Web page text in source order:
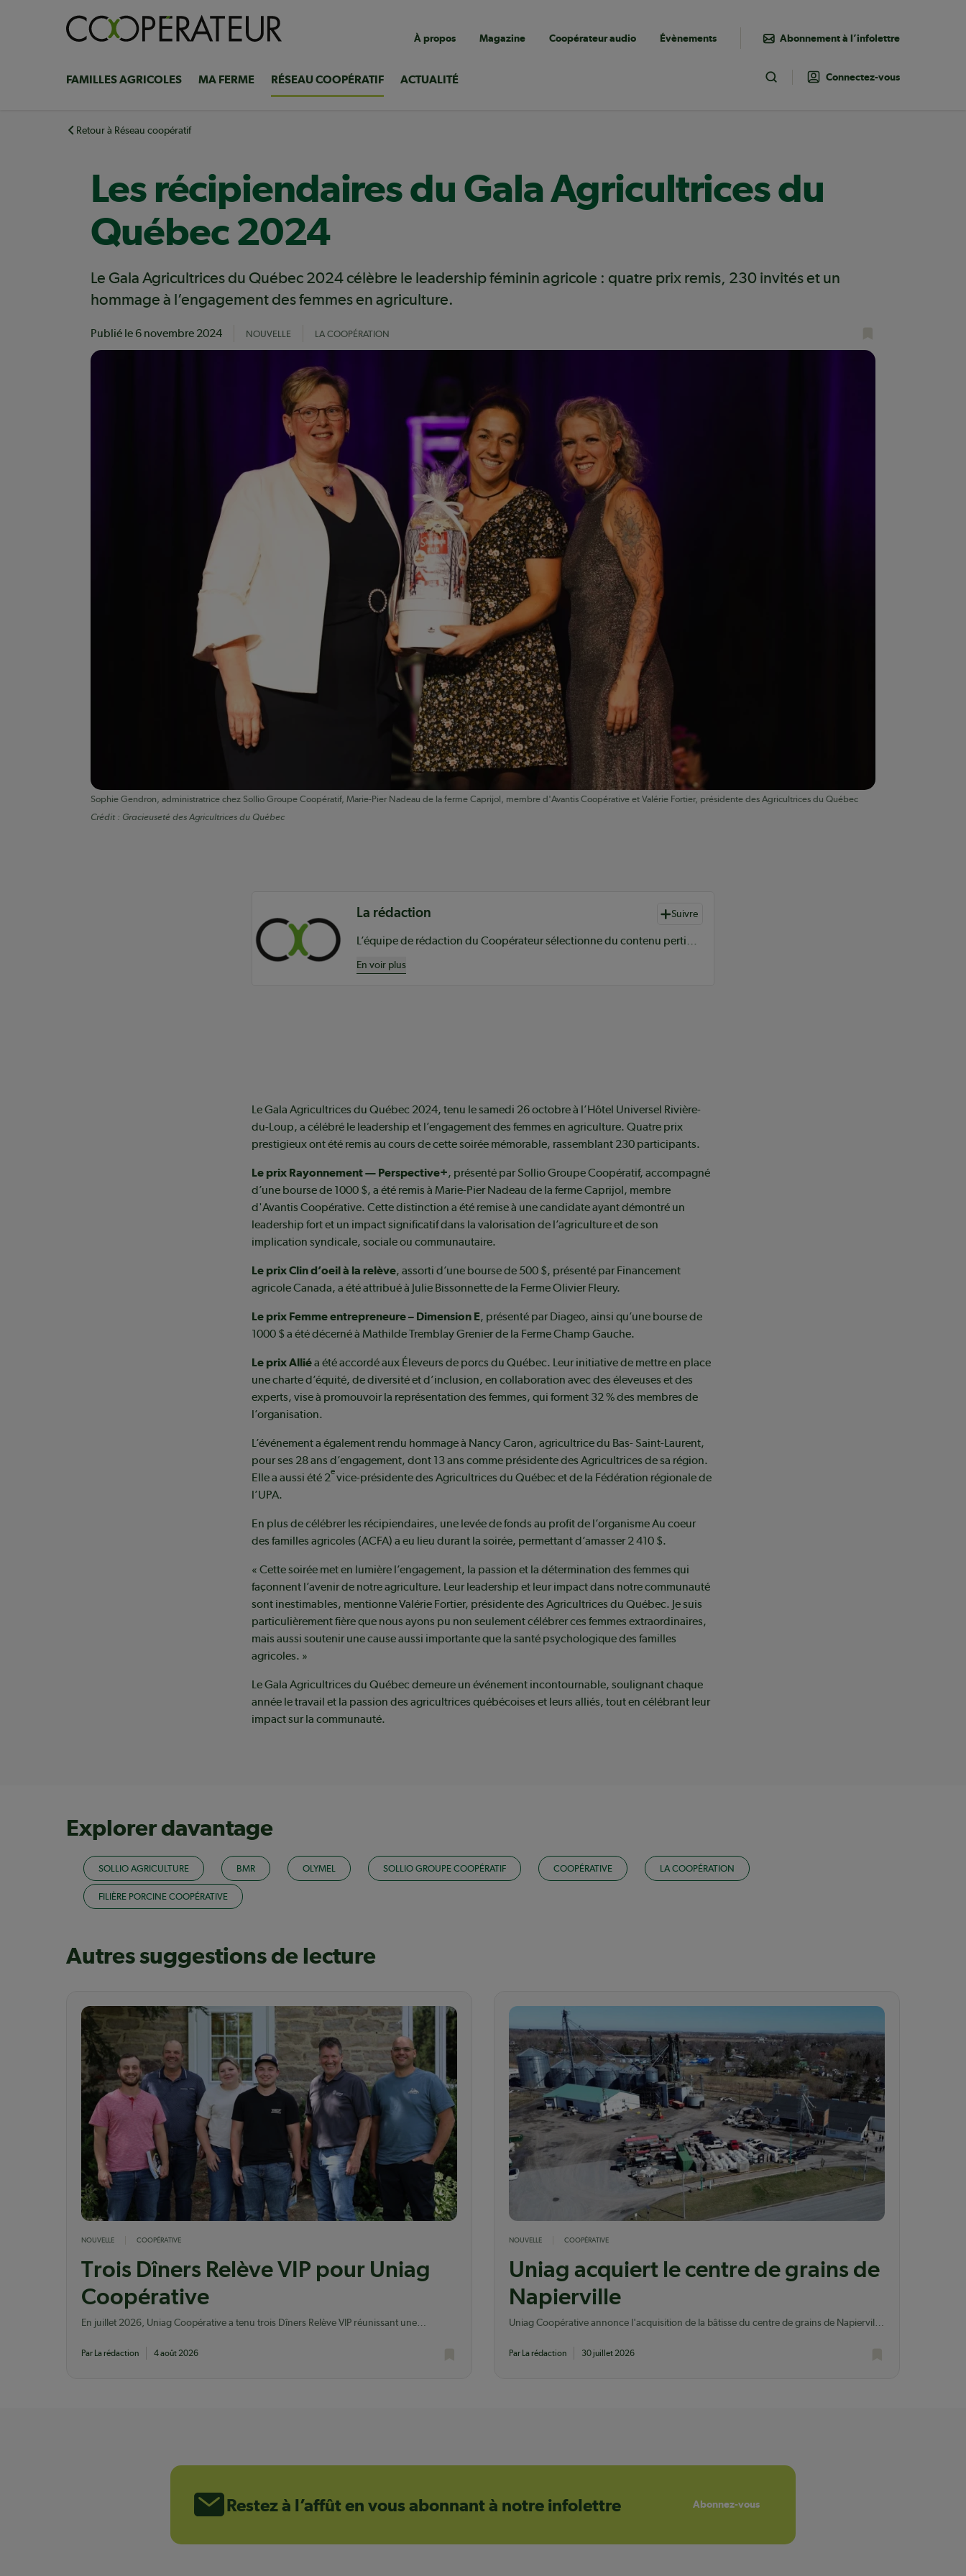
Navigation
utilitaire
À propos Magazine Coopérateur audio Évènements Abonnement à l’infolettre
Navigation
principale
FAMILLES AGRICOLES MA FERME RÉSEAU COOPÉRATIF ACTUALITÉ Toggle Search
Connectez-vous
Retour à Réseau coopératif
Les récipiendaires du Gala Agricultrices du
Québec 2024
Le Gala Agricultrices du Québec 2024 célèbre le leadership féminin agricole : quatre prix remis, 230 invités et un
hommage à l’engagement des femmes en agriculture.
Publié le 6 novembre 2024 NOUVELLE LA COOPÉRATION
Sophie Gendron, administratrice chez Sollio Groupe Coopératif, Marie-Pier Nadeau de la ferme Caprijol, membre d'Avantis Coopérative et Valérie Fortier, présidente des Agricultrices du Québec
Crédit : Gracieuseté des Agricultrices du Québec
La rédaction Suivre
L’équipe de rédaction du Coopérateur sélectionne du contenu pertinent à vos informations coopératives à l’échelle provinciale, nationale et internationale.
En voir plus
Le Gala Agricultrices du Québec 2024, tenu le samedi 26 octobre à l’Hôtel Universel Rivière-
du-Loup, a célébré le leadership et l’engagement des femmes en agriculture. Quatre prix
prestigieux ont été remis au cours de cette soirée mémorable, rassemblant 230 participants.
Le prix Rayonnement — Perspective+, présenté par Sollio Groupe Coopératif, accompagné
d’une bourse de 1000 $, a été remis à Marie-Pier Nadeau de la ferme Caprijol, membre
d'Avantis Coopérative. Cette distinction a été remise à une candidate ayant démontré un
leadership fort et un impact significatif dans la valorisation de l’agriculture et de son
implication syndicale, sociale ou communautaire.
Le prix Clin d’oeil à la relève, assorti d’une bourse de 500 $, présenté par Financement
agricole Canada, a été attribué à Julie Bissonnette de la Ferme Olivier Fleury.
Le prix Femme entrepreneure – Dimension E, présenté par Diageo, ainsi qu’une bourse de
1000 $ a été décerné à Mathilde Tremblay Grenier de la Ferme Champ Gauche.
Le prix Alliéa été accordé aux Éleveurs de porcs du Québec. Leur initiative de mettre en place
une charte d’équité, de diversité et d’inclusion, en collaboration avec des éleveuses et des
experts, vise à promouvoir la représentation des femmes, qui forment 32 % des membres de
l’organisation.
L’événement a également rendu hommage à Nancy Caron, agricultrice du Bas- Saint-Laurent,
pour ses 28 ans d’engagement, dont 13 ans comme présidente des Agricultrices de sa région.
Elle a aussi été 2evice-présidente des Agricultrices du Québec et de la Fédération régionale de
l’UPA.
En plus de célébrer les récipiendaires, une levée de fonds au profit de l’organisme Au coeur
des familles agricoles (ACFA) a eu lieu durant la soirée, permettant d’amasser 2 410 $.
« Cette soirée met en lumière l’engagement, la passion et la détermination des femmes qui
façonnent l’avenir de notre agriculture. Leur leadership et leur impact dans notre communauté
sont inestimables, mentionne Valérie Fortier, présidente des Agricultrices du Québec. Je suis
particulièrement fière que nous ayons pu non seulement célébrer ces femmes extraordinaires,
mais aussi soutenir une cause aussi importante que la santé psychologique des familles
agricoles. »
Le Gala Agricultrices du Québec demeure un événement incontournable, soulignant chaque
année le travail et la passion des agricultrices québécoises et leurs alliés, tout en célébrant leur
impact sur la communauté.
Explorer davantage
SOLLIO AGRICULTURE BMR OLYMEL SOLLIO GROUPE COOPÉRATIF COOPÉRATIVE LA COOPÉRATION
FILIÈRE PORCINE COOPÉRATIVE
Autres suggestions de lecture
NOUVELLE COOPÉRATIVE
Trois Dîners Relève VIP pour Uniag
Coopérative
En juillet 2026, Uniag Coopérative a tenu trois Dîners Relève VIP réunissant une
Par La rédaction 4 août 2026
NOUVELLE COOPÉRATIVE
Uniag acquiert le centre de grains de
Napierville
Uniag Coopérative annonce l'acquisition de la bâtisse du centre de grains de Napierville
Par La rédaction 30 juillet 2026
Restez à l’affût en vous abonnant à notre infolettre Abonnez-vous